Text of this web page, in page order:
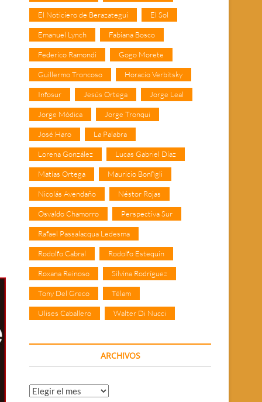
El Noticiero de Berazategui El Sol
Emanuel Lynch Fabiana Bosco
Federico Ramondi Gogo Morete
Guillermo Troncoso Horacio Verbitsky
Infosur Jesús Ortega Jorge Leal
Jorge Módica Jorge Tronqui
José Haro La Palabra
Lorena González Lucas Gabriel Díaz
Matías Ortega Mauricio Bonfigli
Nicolás Avendaño Néstor Rojas
Osvaldo Chamorro Perspectiva Sur
Rafael Passalacqua Ledesma
Rodolfo Cabral Rodolfo Estequin
Roxana Reinoso Silvina Rodríguez
Tony Del Greco Télam
Ulises Caballero Walter Di Nucci
ARCHIVOS
Archivos